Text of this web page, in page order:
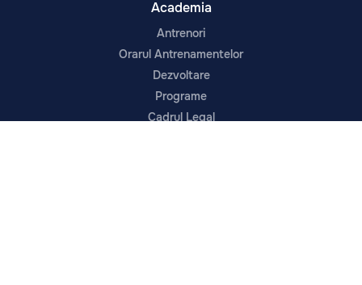
Academia
Antrenori
Orarul Antrenamentelor
Dezvoltare
Programe
Cadrul Legal